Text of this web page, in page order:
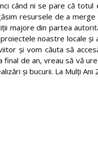
când ni se pare că
resursele de a
majore din partea
noastre locale
și vom căuta să
de an, vreau să vă
și bucurii. La Mulți Ani